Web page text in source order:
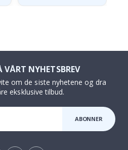
VÅRT NYHETSBREV
om de siste nyhetene og dra
eksklusive tilbud.
ABONNER